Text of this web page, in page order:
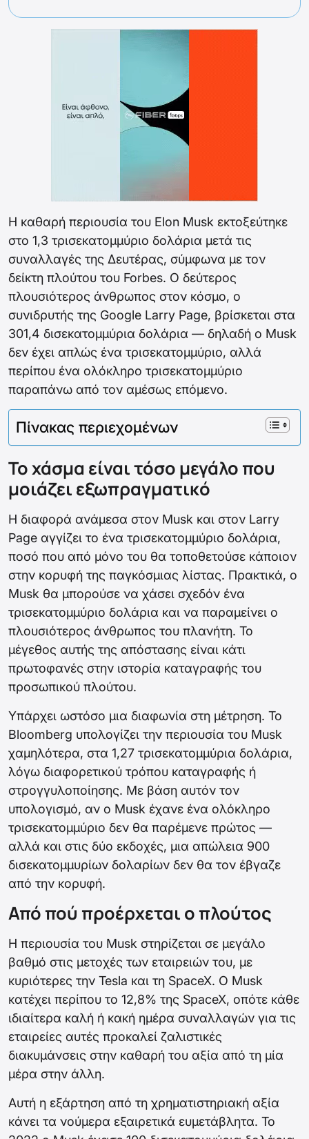
Η καθαρή περιουσία του Elon Musk εκτοξεύτηκε
στο 1,3 τρισεκατομμύριο δολάρια μετά τις
συναλλαγές της Δευτέρας, σύμφωνα με τον
δείκτη πλούτου του Forbes. Ο δεύτερος
πλουσιότερος άνθρωπος στον κόσμο, ο
συνιδρυτής της Google Larry Page, βρίσκεται στα
301,4 δισεκατομμύρια δολάρια — δηλαδή ο Musk
δεν έχει απλώς ένα τρισεκατομμύριο, αλλά
περίπου ένα ολόκληρο τρισεκατομμύριο
παραπάνω από τον αμέσως επόμενο.
Πίνακας περιεχομένων
Το χάσμα είναι τόσο μεγάλο που
μοιάζει εξωπραγματικό
Η διαφορά ανάμεσα στον Musk και στον Larry
Page αγγίζει το ένα τρισεκατομμύριο δολάρια,
ποσό που από μόνο του θα τοποθετούσε κάποιον
στην κορυφή της παγκόσμιας λίστας. Πρακτικά, ο
Musk θα μπορούσε να χάσει σχεδόν ένα
τρισεκατομμύριο δολάρια και να παραμείνει ο
πλουσιότερος άνθρωπος του πλανήτη. Το
μέγεθος αυτής της απόστασης είναι κάτι
πρωτοφανές στην ιστορία καταγραφής του
προσωπικού πλούτου.
Υπάρχει ωστόσο μια διαφωνία στη μέτρηση. Το
Bloomberg υπολογίζει την περιουσία του Musk
χαμηλότερα, στα 1,27 τρισεκατομμύρια δολάρια,
λόγω διαφορετικού τρόπου καταγραφής ή
στρογγυλοποίησης. Με βάση αυτόν τον
υπολογισμό, αν ο Musk έχανε ένα ολόκληρο
τρισεκατομμύριο δεν θα παρέμενε πρώτος —
αλλά και στις δύο εκδοχές, μια απώλεια 900
δισεκατομμυρίων δολαρίων δεν θα τον έβγαζε
από την κορυφή.
Από πού προέρχεται ο πλούτος
Η περιουσία του Musk στηρίζεται σε μεγάλο
βαθμό στις μετοχές των εταιρειών του, με
κυριότερες την Tesla και τη SpaceX. Ο Musk
κατέχει περίπου το 12,8% της SpaceX, οπότε κάθε
ιδιαίτερα καλή ή κακή ημέρα συναλλαγών για τις
εταιρείες αυτές προκαλεί ζαλιστικές
διακυμάνσεις στην καθαρή του αξία από τη μία
μέρα στην άλλη.
Αυτή η εξάρτηση από τη χρηματιστηριακή αξία
κάνει τα νούμερα εξαιρετικά ευμετάβλητα. Το